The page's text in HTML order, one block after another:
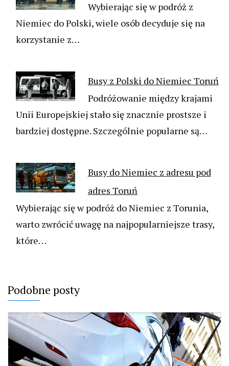
Wybierając się w podróż z
Niemiec do Polski, wiele osób decyduje się na
korzystanie z…
Busy z Polski do Niemiec Toruń
Podróżowanie między krajami
Unii Europejskiej stało się znacznie prostsze i
bardziej dostępne. Szczególnie popularne są…
Busy do Niemiec z adresu pod
adres Toruń
Wybierając się w podróż do Niemiec z Torunia,
warto zwrócić uwagę na najpopularniejsze trasy,
które…
Podobne posty